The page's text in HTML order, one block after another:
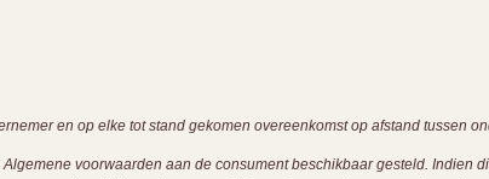
en op elke tot stand gekomen overeenkomst op afstand tussen
voorwaarden aan de consument beschikbaar gesteld. Indien